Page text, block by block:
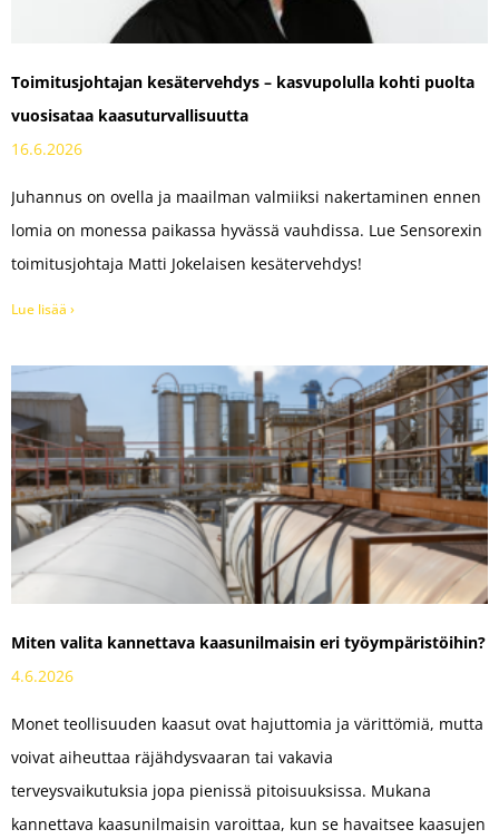
Toimitusjohtajan kesätervehdys – kasvupolulla kohti puolta
vuosisataa kaasuturvallisuutta
16.6.2026
Juhannus on ovella ja maailman valmiiksi nakertaminen ennen
lomia on monessa paikassa hyvässä vauhdissa. Lue Sensorexin
toimitusjohtaja Matti Jokelaisen kesätervehdys!
Lue lisää ›
Miten valita kannettava kaasun­ilmaisin eri työympäristöihin?
4.6.2026
Monet teollisuuden kaasut ovat hajuttomia ja värittömiä, mutta
voivat aiheuttaa räjähdysvaaran tai vakavia
terveysvaikutuksia jopa pienissä pitoisuuksissa. Mukana
kannettava kaasunilmaisin varoittaa, kun se havaitsee kaasujen